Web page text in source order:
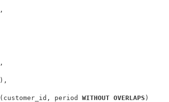
,
,
),
( customer_id , period WITHOUT OVERLAPS )